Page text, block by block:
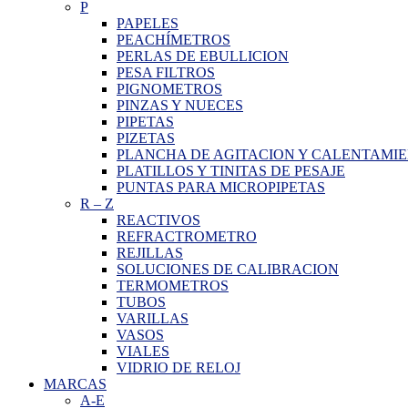
P
PAPELES
PEACHÍMETROS
PERLAS DE EBULLICION
PESA FILTROS
PIGNOMETROS
PINZAS Y NUECES
PIPETAS
PIZETAS
PLANCHA DE AGITACION Y
PLATILLOS Y TINITAS DE PESAJE
PUNTAS PARA MICROPIPETAS
R – Z
REACTIVOS
REFRACTROMETRO
REJILLAS
SOLUCIONES DE CALIBRACION
TERMOMETROS
TUBOS
VARILLAS
VASOS
VIALES
VIDRIO DE RELOJ
MARCAS
A-E